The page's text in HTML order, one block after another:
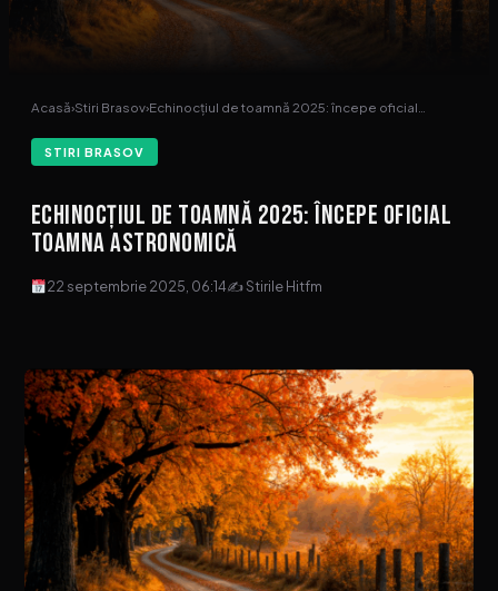
Acasă›Stiri Brasov›Echinocțiul de toamnă 2025: începe oficial…
STIRI BRASOV
Echinocțiul de toamnă 2025: începe oficial
toamna astronomică
22 septembrie 2025, 06:14✍ Stirile Hitfm